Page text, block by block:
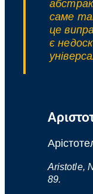
саме
це
є
Aristotle,
89.